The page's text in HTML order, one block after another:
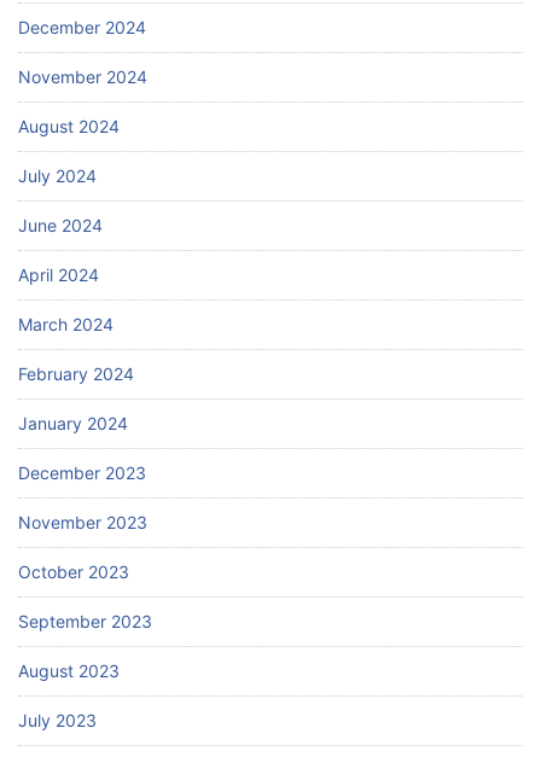
December 2024
November 2024
August 2024
July 2024
June 2024
April 2024
March 2024
February 2024
January 2024
December 2023
November 2023
October 2023
September 2023
August 2023
July 2023